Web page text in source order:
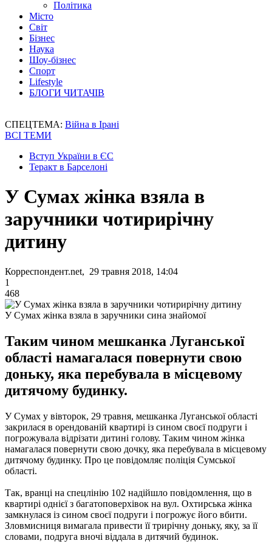
Політика
Місто
Світ
Бізнес
Наука
Шоу-бізнес
Спорт
Lifestyle
БЛОГИ ЧИТАЧІВ
СПЕЦТЕМА: Війна в Ірані
ВСІ ТЕМИ
Вступ України в ЄС
Теракт в Барселоні
У Сумах жінка взяла в
заручники чотирирічну
дитину
Корреспондент.net, 29 травня 2018, 14:04
1
468
У Сумах жінка взяла в заручники сина знайомої
Таким чином мешканка Луганської
області намагалася повернути свою
доньку, яка перебувала в місцевому
дитячому будинку.
У Сумах у вівторок, 29 травня, мешканка Луганської області
закрилася в орендованій квартирі із сином своєї подруги і
погрожувала відрізати дитині голову. Таким чином жінка
намагалася повернути свою дочку, яка перебувала в місцевому
дитячому будинку. Про це повідомляє поліція Сумської
області.
Так, вранці на спецлінію 102 надійшло повідомлення, що в
квартирі однієї з багатоповерхівок на вул. Охтирська жінка
замкнулася із сином своєї подруги і погрожує його вбити.
Зловмисниця вимагала привести її трирічну доньку, яку, за її
словами, подруга вночі віддала в дитячий будинок.